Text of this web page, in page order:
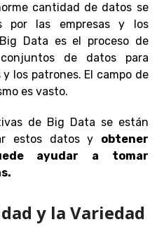
cantidad de datos se
por las empresas y los
Data es el proceso de
de datos para
los patrones. El campo de
es vasto.
de Big Data se están
estos datos y obtener
ayudar a tomar
y la Variedad